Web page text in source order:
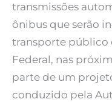
transmissões
ônibus que serão
transporte público
Federal, nas
parte de um
conduzido pela